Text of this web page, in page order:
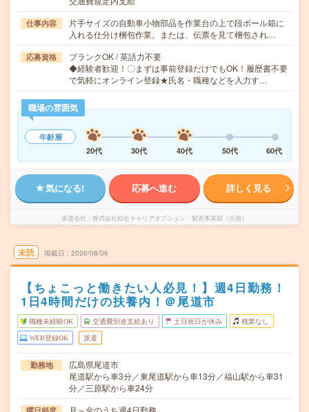
仕事内容
片手サイズの自動車小物部品を作業台の上で段ボール箱に
入れる仕分け梱包作業。または、伝票を見て梱包され…
応募資格
ブランクOK / 英語力不要
◆経験者歓迎！〇まずは事前登録だけでもOK！履歴書不要
で気軽にオンライン登録★氏名・職種などを入力す…
職場の雰囲気
年齢層
20代
30代 40代 50代 60代
気になる! 応募へ進む 詳しく見る
派遣会社 株式会社綜合キャリアオプション 製造事業部（全国）
未読 掲載日 2026/08/06
【ちょこっと働きたい人必見！】週4日勤務！
1日4時間だけの扶養内！＠尾道市
職種未経験OK 交通費別途支給あり 土日祝日が休み 残業なし
WEB登録OK 派遣
勤務地
広島県尾道市
尾道駅から車3分／東尾道駅から車13分／福山駅から車31
分／三原駅から車24分
月～金のうち週4日勤務